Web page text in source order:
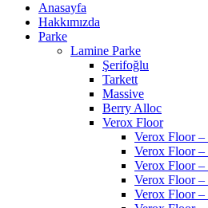
Anasayfa
Hakkımızda
Parke
Lamine Parke
Şerifoğlu
Tarkett
Massive
Berry Alloc
Verox Floor
Verox Floor –
Verox Floor
Verox Floor
Verox Floor –
Verox Floor –